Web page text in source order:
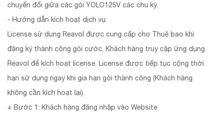
chuyển đổi giữa các gói YOLO125V các chu kỳ.
- Hướng dẫn kích hoạt dịch vụ:
License sử dụng Reavol được cung cấp cho Thuê bao khi
đăng ký thành công gói cước, Khách hàng truy cập ứng dụng
Reavol để kích hoạt license. License được tiếp tục cộng thời
hạn sử dụng ngay khi gia hạn gói thành công (Khách hàng
không cần kích hoạt lại).
+ Bước 1: Khách hàng đăng nhập vào Website